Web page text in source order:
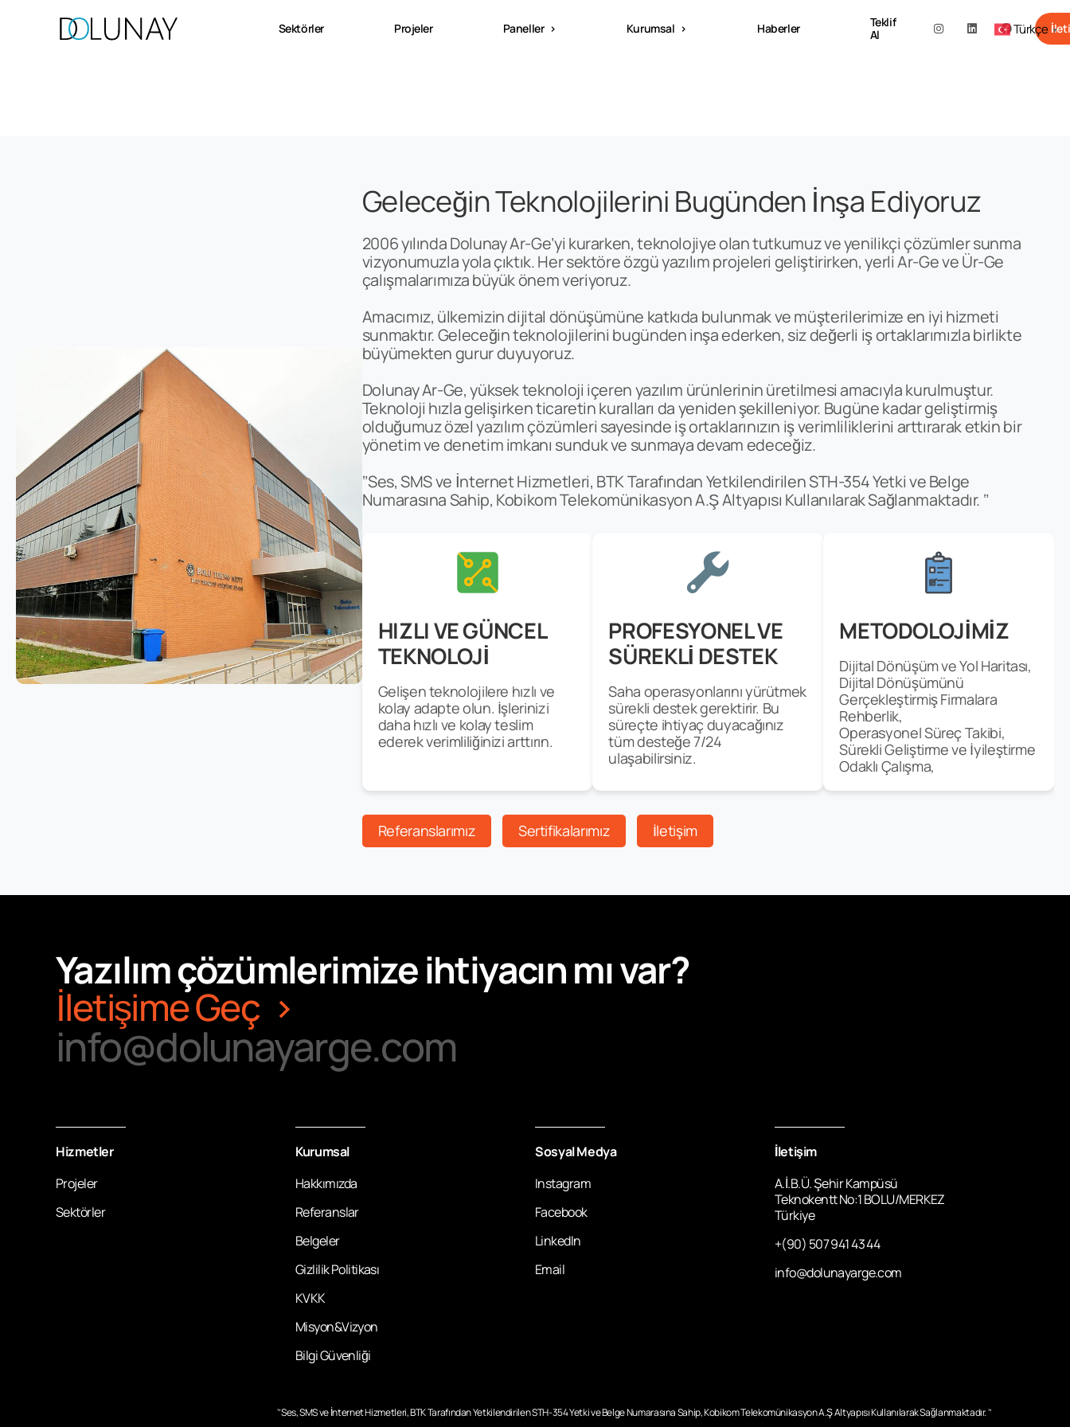
Sektörler Projeler Paneller Kurumsal Haberler
Teklif
Al
Türkçe ▼
Geleceğin Teknolojilerini Bugünden İnşa Ediyoruz
2006 yılında Dolunay Ar-Ge’yi kurarken, teknolojiye olan tutkumuz ve yenilikçi çözümler sunma
vizyonumuzla yola çıktık. Her sektöre özgü yazılım projeleri geliştirirken, yerli Ar-Ge ve Ür-Ge
çalışmalarımıza büyük önem veriyoruz.
Amacımız, ülkemizin dijital dönüşümüne katkıda bulunmak ve müşterilerimize en iyi hizmeti
sunmaktır. Geleceğin teknolojilerini bugünden inşa ederken, siz değerli iş ortaklarımızla birlikte
büyümekten gurur duyuyoruz.
Dolunay Ar-Ge, yüksek teknoloji içeren yazılım ürünlerinin üretilmesi amacıyla kurulmuştur.
Teknoloji hızla gelişirken ticaretin kuralları da yeniden şekilleniyor. Bugüne kadar geliştirmiş
olduğumuz özel yazılım çözümleri sayesinde iş ortaklarınızın iş verimliliklerini arttırarak etkin bir
yönetim ve denetim imkanı sunduk ve sunmaya devam edeceğiz.
‘’Ses, SMS ve İnternet Hizmetleri, BTK Tarafından Yetkilendirilen STH-354 Yetki ve Belge
Numarasına Sahip, Kobikom Telekomünikasyon A.Ş Altyapısı Kullanılarak Sağlanmaktadır. ‘’
HIZLI VE GÜNCEL
TEKNOLOJİ
Gelişen teknolojilere hızlı ve
kolay adapte olun. İşlerinizi
daha hızlı ve kolay teslim
ederek verimliliğinizi arttırın.
PROFESYONEL VE
SÜREKLİ DESTEK
Saha operasyonlarını yürütmek
sürekli destek gerektirir. Bu
süreçte ihtiyaç duyacağınız
tüm desteğe 7/24
ulaşabilirsiniz.
METODOLOJİMİZ
Dijital Dönüşüm ve Yol Haritası,
Dijital Dönüşümünü
Gerçekleştirmiş Firmalara
Rehberlik,
Operasyonel Süreç Takibi,
Sürekli Geliştirme ve İyileştirme
Odaklı Çalışma,
Referanslarımız Sertifikalarımız İletişim
Yazılım çözümlerimize ihtiyacın mı var?
İletişime Geç
info@dolunayarge.com
Hizmetler
Projeler
Sektörler
Kurumsal
Hakkımızda
Referanslar
Belgeler
Gizlilik Politikası
KVKK
Misyon&Vizyon
Bilgi Güvenliği
Sosyal Medya
Instagram
Facebook
LinkedIn
Email
İletişim
A.İ.B.Ü. Şehir Kampüsü
Teknokentt No:1 BOLU/MERKEZ
Türkiye
+(90) 507 941 43 44
info@dolunayarge.com
‘’Ses, SMS ve İnternet Hizmetleri, BTK Tarafından Yetkilendirilen STH-354 Yetki ve Belge Numarasına Sahip, Kobikom Telekomünikasyon A.Ş Altyapısı Kullanılarak Sağlanmaktadır. ‘’